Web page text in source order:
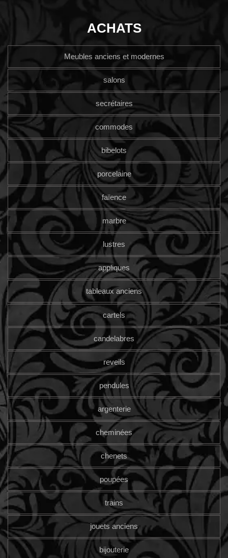
ACHATS
Meubles anciens et modernes
salons
secrétaires
commodes
bibelots
porcelaine
faïence
marbre
lustres
appliques
tableaux anciens
cartels
candelabres
reveils
pendules
argenterie
cheminées
chenets
poupées
trains
jouets anciens
bijouterie